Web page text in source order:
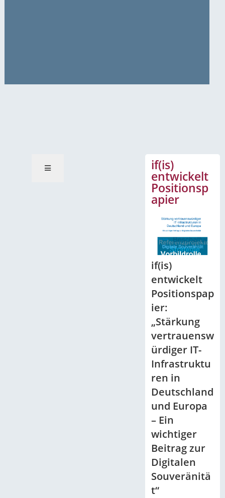
if(is)
entwickelt
Positionsp
apier
if(is)
entwickelt
Positionspap
ier:
„Stärkung
vertrauensw
ürdiger IT-
Infrastruktu
ren in
Deutschland
und Europa
– Ein
wichtiger
Beitrag zur
Digitalen
Souveränitä
t“